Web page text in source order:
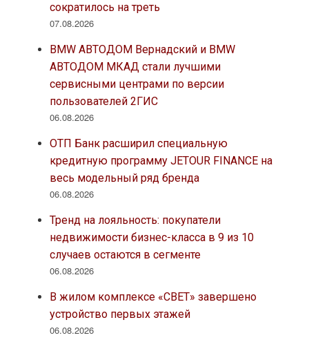
сократилось на треть
07.08.2026
BMW АВТОДОМ Вернадский и BMW
АВТОДОМ МКАД стали лучшими
сервисными центрами по версии
пользователей 2ГИС
06.08.2026
ОТП Банк расширил специальную
кредитную программу JETOUR FINANCE на
весь модельный ряд бренда
06.08.2026
Тренд на лояльность: покупатели
недвижимости бизнес-класса в 9 из 10
случаев остаются в сегменте
06.08.2026
В жилом комплексе «СВЕТ» завершено
устройство первых этажей
06.08.2026